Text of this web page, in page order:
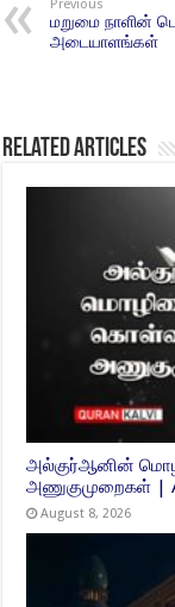
Previous
மறுமை நாளின்
அடையாளங்கள்
Related Articles
அல்குர்ஆனின்
அணுகுமுறைகள் |
August 8, 2026